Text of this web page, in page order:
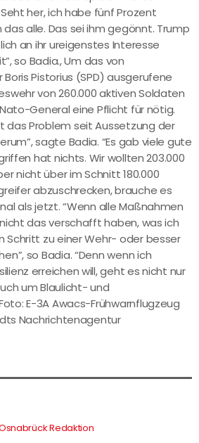
her, ich habe fünf Prozent
alle. Das sei ihm gegönnt. Trump
an ihr ureigenstes Interesse
so Badia., Um das von
Pistorius (SPD) ausgerufene
von 260.000 aktiven Soldaten
General eine Pflicht für nötig.
das Problem seit Aussetzung der
sagte Badia. “Es gab viele gute
hat nichts. Wir wollten 203.000
nicht über im Schnitt 180.000
abzuschrecken, brauche es
als jetzt. “Wenn alle Maßnahmen
das verschafft haben, was ich
Schritt zu einer Wehr- oder besser
so Badia. “Denn wenn ich
erreichen will, geht es nicht nur
um Blaulicht- und
E-3A Awacs-Frühwarnflugzeug
Nachrichtenagentur
Redaktion